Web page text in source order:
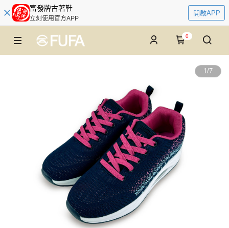
富發牌古著鞋
立刻使用官方APP
開啟APP
0
1/7